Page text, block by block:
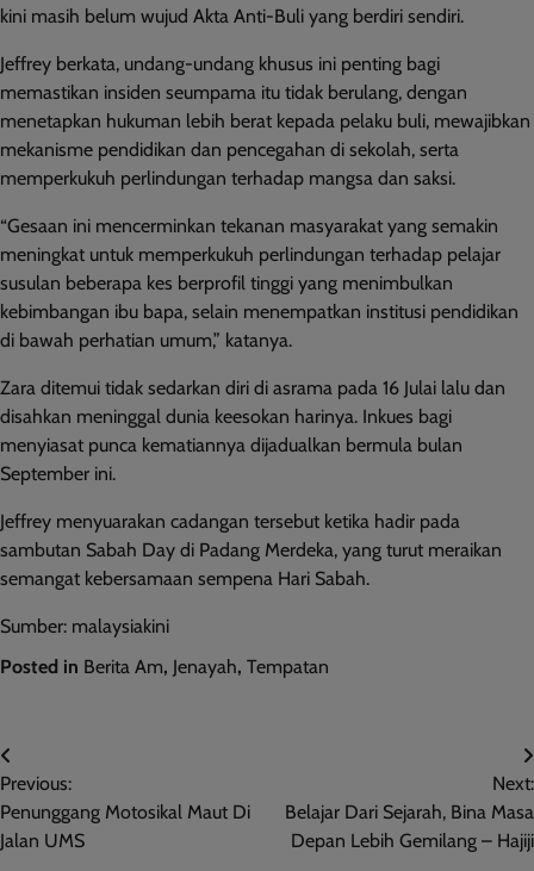
kini masih belum wujud Akta Anti-Buli yang berdiri sendiri.
Jeffrey berkata, undang-undang khusus ini penting bagi
memastikan insiden seumpama itu tidak berulang, dengan
menetapkan hukuman lebih berat kepada pelaku buli, mewajibkan
mekanisme pendidikan dan pencegahan di sekolah, serta
memperkukuh perlindungan terhadap mangsa dan saksi.
“Gesaan ini mencerminkan tekanan masyarakat yang semakin
meningkat untuk memperkukuh perlindungan terhadap pelajar
susulan beberapa kes berprofil tinggi yang menimbulkan
kebimbangan ibu bapa, selain menempatkan institusi pendidikan
di bawah perhatian umum,” katanya.
Zara ditemui tidak sedarkan diri di asrama pada 16 Julai lalu dan
disahkan meninggal dunia keesokan harinya. Inkues bagi
menyiasat punca kematiannya dijadualkan bermula bulan
September ini.
Jeffrey menyuarakan cadangan tersebut ketika hadir pada
sambutan Sabah Day di Padang Merdeka, yang turut meraikan
semangat kebersamaan sempena Hari Sabah.
Sumber: malaysiakini
Posted in Berita Am, Jenayah, Tempatan
Post
navigation
Previous:
Penunggang Motosikal Maut Di
Jalan UMS
Next:
Belajar Dari Sejarah, Bina Masa
Depan Lebih Gemilang – Hajiji